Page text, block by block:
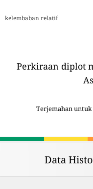
kelembaban relatif
Perkiraan diplot
Terjemahan untuk
Data